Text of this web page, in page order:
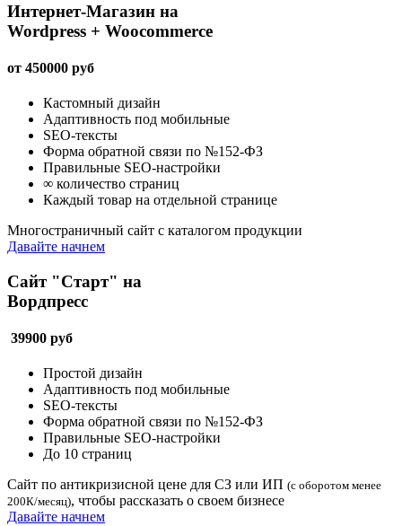
Интернет-Магазин на
Wordpress + Woocommerce
от 450000 руб
Кастомный дизайн
Адаптивность под мобильные
SEO-тексты
Форма обратной связи по №152-ФЗ
Правильные SEO-настройки
∞ количество страниц
Каждый товар на отдельной странице
Многостраничный сайт с каталогом продукции
Давайте начнем
Сайт "Старт" на
Вордпресс
39900 руб
Простой дизайн
Адаптивность под мобильные
SEO-тексты
Форма обратной связи по №152-ФЗ
Правильные SEO-настройки
До 10 страниц
Сайт по антикризисной цене для СЗ или ИП (с оборотом менее
200К/месяц), чтобы рассказать о своем бизнесе
Давайте начнем